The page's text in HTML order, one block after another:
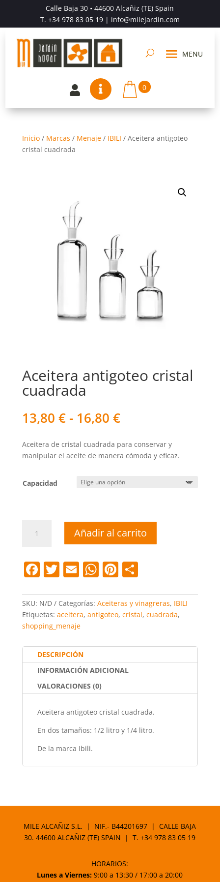
Calle Baja 30 • 44600 Alcañiz (TE) Spain
T. +34 978 83 05 19| info@milejardin.com
  0
Inicio/ Marcas / Menaje/ IBILI / Aceitera antigoteo
cristal cuadrada
Aceitera antigoteo cristal
cuadrada
13,80 € - 16,80 €Rango
de
precios:
desde
13,80 €
16,80 €
Aceitera de cristal cuadrada para conservar y
manipular el aceite de manera cómoda y eficaz.
Capacidad
antigoteo
cantidad
Añadir al carrito
F
c
e
b
o
o
k
T
itt
er
E
ai
l
W
at
s
p
p
Pi
er
e
C
m
p
tir
SKU: N/D Categorías: Aceiteras y vinagreras, IBILI
Etiquetas: aceitera, antigoteo, cristal, cuadrada,
shopping_menaje
DESCRIPCIÓN
INFORMACIÓN ADICIONAL
VALORACIONES (0)
Aceitera antigoteo cristal cuadrada.
En dos tamaños: 1/2 litro y 1/4 litro.
De la marca Ibili.
MILE ALCAÑIZ S.L. | NIF.- B44201697 | CALLE BAJA
30. 44600 ALCAÑIZ (TE) SPAIN | T.+34 978 83 05 19
HORARIOS:
Lunes a Viernes: 9:00 a 13:30 / 17:00 a 20:00